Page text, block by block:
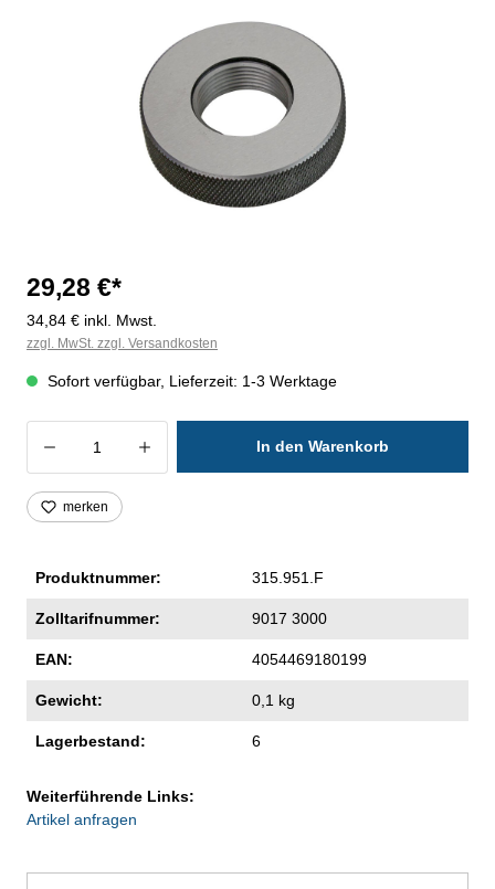
29,28 €*
34,84 € inkl. Mwst.
zzgl. MwSt. zzgl. Versandkosten
Sofort verfügbar, Lieferzeit: 1-3 Werktage
Produkt Anzahl: Gib den gewünschten
In den Warenkorb
merken
Produktnummer: 315.951.F
Zolltarifnummer: 9017 3000
EAN: 4054469180199
Gewicht: 0,1 kg
Lagerbestand: 6
Weiterführende Links:
Artikel anfragen